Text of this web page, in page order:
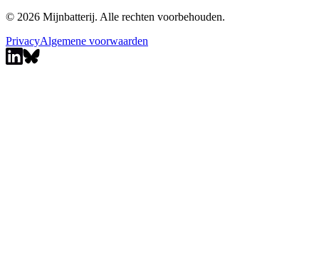
© 2026 Mijnbatterij. Alle rechten voorbehouden.
PrivacyAlgemene voorwaarden